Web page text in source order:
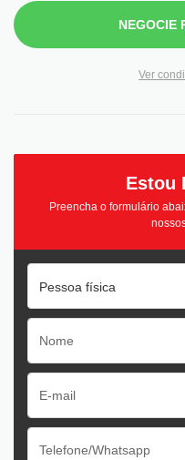
NEGOCIE
Ver
Estou
Preencha o formulário
Pessoa física